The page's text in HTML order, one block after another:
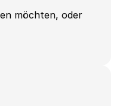
möchten, oder